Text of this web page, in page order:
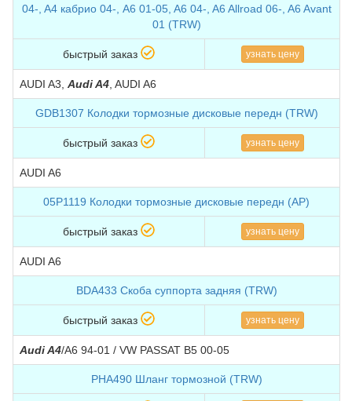
04-, A4 кабрио 04-, A6 01-05, A6 04-, A6 Allroad 06-, A6 Avant
01 (TRW)
быстрый заказ узнать цену
AUDI A3, Audi A4 , AUDI A6
GDB1307 Колодки тормозные дисковые передн (TRW)
быстрый заказ узнать цену
AUDI A6
05P1119 Колодки тормозные дисковые передн (AP)
быстрый заказ узнать цену
AUDI A6
BDA433 Скоба суппорта задняя (TRW)
быстрый заказ узнать цену
Audi A4/A6 94-01 / VW PASSAT B5 00-05
PHA490 Шланг тормозной (TRW)